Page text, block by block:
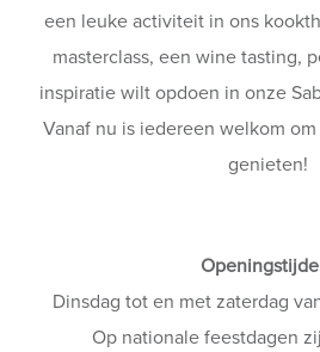
een leuke activiteit in ons
masterclass, een wine tasting,
inspiratie wilt opdoen in onze
Vanaf nu is iedereen welkom
genieten!
Dinsdag tot en met zaterdag
Op nationale feestdagen